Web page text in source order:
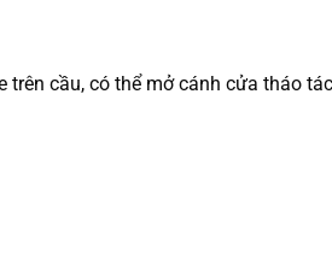
cầu, có thể mở cánh cửa tháo